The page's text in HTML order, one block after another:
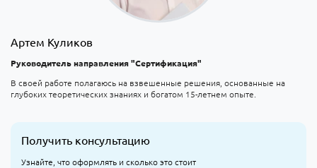
Артем Куликов
Руководитель направления "Сертификация"
В своей работе полагаюсь на взвешенные решения, основанные на
глубоких теоретических знаниях и богатом 15-летнем опыте.
Получить консультацию
Узнайте, что оформлять и сколько это стоит